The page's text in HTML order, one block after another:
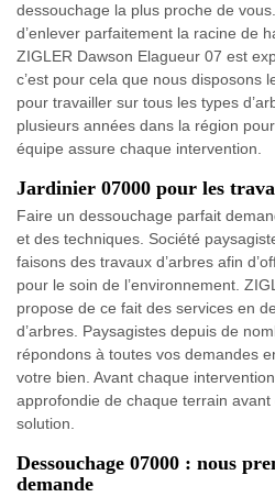
dessouchage la plus proche de
d’enlever parfaitement la racine de
ZIGLER Dawson Elagueur 07 est
c’est pour cela que nous disposons
pour travailler sur tous les types
plusieurs années dans la région
équipe assure chaque intervention.
Jardinier 07000 pour les
Faire un dessouchage parfait
et des techniques. Société
faisons des travaux d’arbres afin
pour le soin de l’environnement.
propose de ce fait des services en
d’arbres. Paysagistes depuis de
répondons à toutes vos demandes
votre bien. Avant chaque
approfondie de chaque terrain
solution.
Dessouchage 07000 : nous
demande